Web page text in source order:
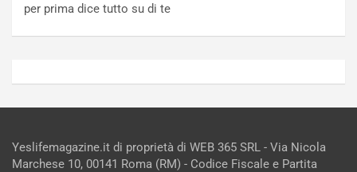
per prima dice tutto su di te
Yeslifemagazine.it di proprietà di WEB 365 SRL - Via Nicola
Marchese 10, 00141 Roma (RM) - Codice Fiscale e Partita